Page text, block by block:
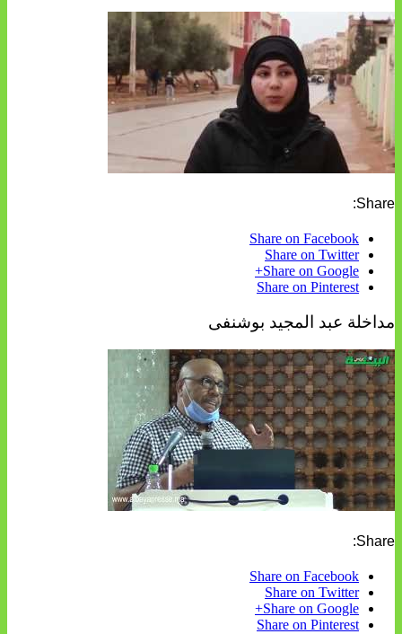
Share:
Share on Facebook
Share on Twitter
Share on Google+
Share on Pinterest
مداخلة عبد المجيد بوشنفى
Share:
Share on Facebook
Share on Twitter
Share on Google+
Share on Pinterest